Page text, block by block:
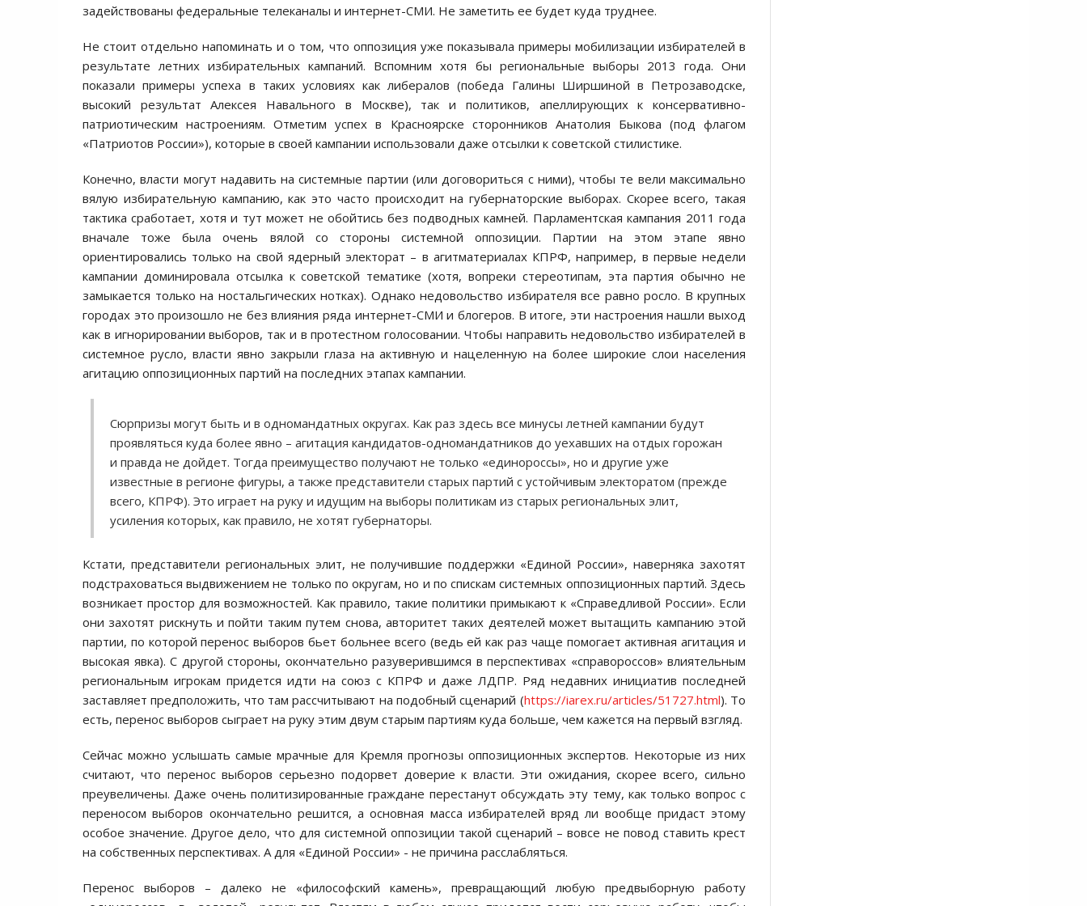
задействованы федеральные телеканалы и интернет-СМИ. Не заметить ее будет куда труднее.
Не стоит отдельно напоминать и о том, что оппозиция уже показывала примеры мобилизации избирателей в
результате летних избирательных кампаний. Вспомним хотя бы региональные выборы 2013 года. Они
показали примеры успеха в таких условиях как либералов (победа Галины Ширшиной в Петрозаводске,
высокий результат Алексея Навального в Москве), так и политиков, апеллирующих к консервативно-
патриотическим настроениям. Отметим успех в Красноярске сторонников Анатолия Быкова (под флагом
«Патриотов России»), которые в своей кампании использовали даже отсылки к советской стилистике.
Конечно, власти могут надавить на системные партии (или договориться с ними), чтобы те вели максимально
вялую избирательную кампанию, как это часто происходит на губернаторские выборах. Скорее всего, такая
тактика сработает, хотя и тут может не обойтись без подводных камней. Парламентская кампания 2011 года
вначале тоже была очень вялой со стороны системной оппозиции. Партии на этом этапе явно
ориентировались только на свой ядерный электорат – в агитматериалах КПРФ, например, в первые недели
кампании доминировала отсылка к советской тематике (хотя, вопреки стереотипам, эта партия обычно не
замыкается только на ностальгических нотках). Однако недовольство избирателя все равно росло. В крупных
городах это произошло не без влияния ряда интернет-СМИ и блогеров. В итоге, эти настроения нашли выход
как в игнорировании выборов, так и в протестном голосовании. Чтобы направить недовольство избирателей в
системное русло, власти явно закрыли глаза на активную и нацеленную на более широкие слои населения
агитацию оппозиционных партий на последних этапах кампании.
Сюрпризы могут быть и в одномандатных округах. Как раз здесь все минусы летней кампании будут
проявляться куда более явно – агитация кандидатов-одномандатников до уехавших на отдых горожан
и правда не дойдет. Тогда преимущество получают не только «единороссы», но и другие уже
известные в регионе фигуры, а также представители старых партий с устойчивым электоратом (прежде
всего, КПРФ). Это играет на руку и идущим на выборы политикам из старых региональных элит,
усиления которых, как правило, не хотят губернаторы.
Кстати, представители региональных элит, не получившие поддержки «Единой России», наверняка захотят
подстраховаться выдвижением не только по округам, но и по спискам системных оппозиционных партий. Здесь
возникает простор для возможностей. Как правило, такие политики примыкают к «Справедливой России». Если
они захотят рискнуть и пойти таким путем снова, авторитет таких деятелей может вытащить кампанию этой
партии, по которой перенос выборов бьет больнее всего (ведь ей как раз чаще помогает активная агитация и
высокая явка). С другой стороны, окончательно разуверившимся в перспективах «справороссов» влиятельным
региональным игрокам придется идти на союз с КПРФ и даже ЛДПР. Ряд недавних инициатив последней
заставляет предположить, что там рассчитывают на подобный сценарий (https://iarex.ru/articles/51727.html). То
есть, перенос выборов сыграет на руку этим двум старым партиям куда больше, чем кажется на первый взгляд.
Сейчас можно услышать самые мрачные для Кремля прогнозы оппозиционных экспертов. Некоторые из них
считают, что перенос выборов серьезно подорвет доверие к власти. Эти ожидания, скорее всего, сильно
преувеличены. Даже очень политизированные граждане перестанут обсуждать эту тему, как только вопрос с
переносом выборов окончательно решится, а основная масса избирателей вряд ли вообще придаст этому
особое значение. Другое дело, что для системной оппозиции такой сценарий – вовсе не повод ставить крест
на собственных перспективах. А для «Единой России» - не причина расслабляться.
Перенос выборов – далеко не «философский камень», превращающий любую предвыборную работу